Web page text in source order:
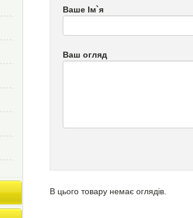
Ваше Ім`я
Ваш огляд
В цього товару немає оглядів.